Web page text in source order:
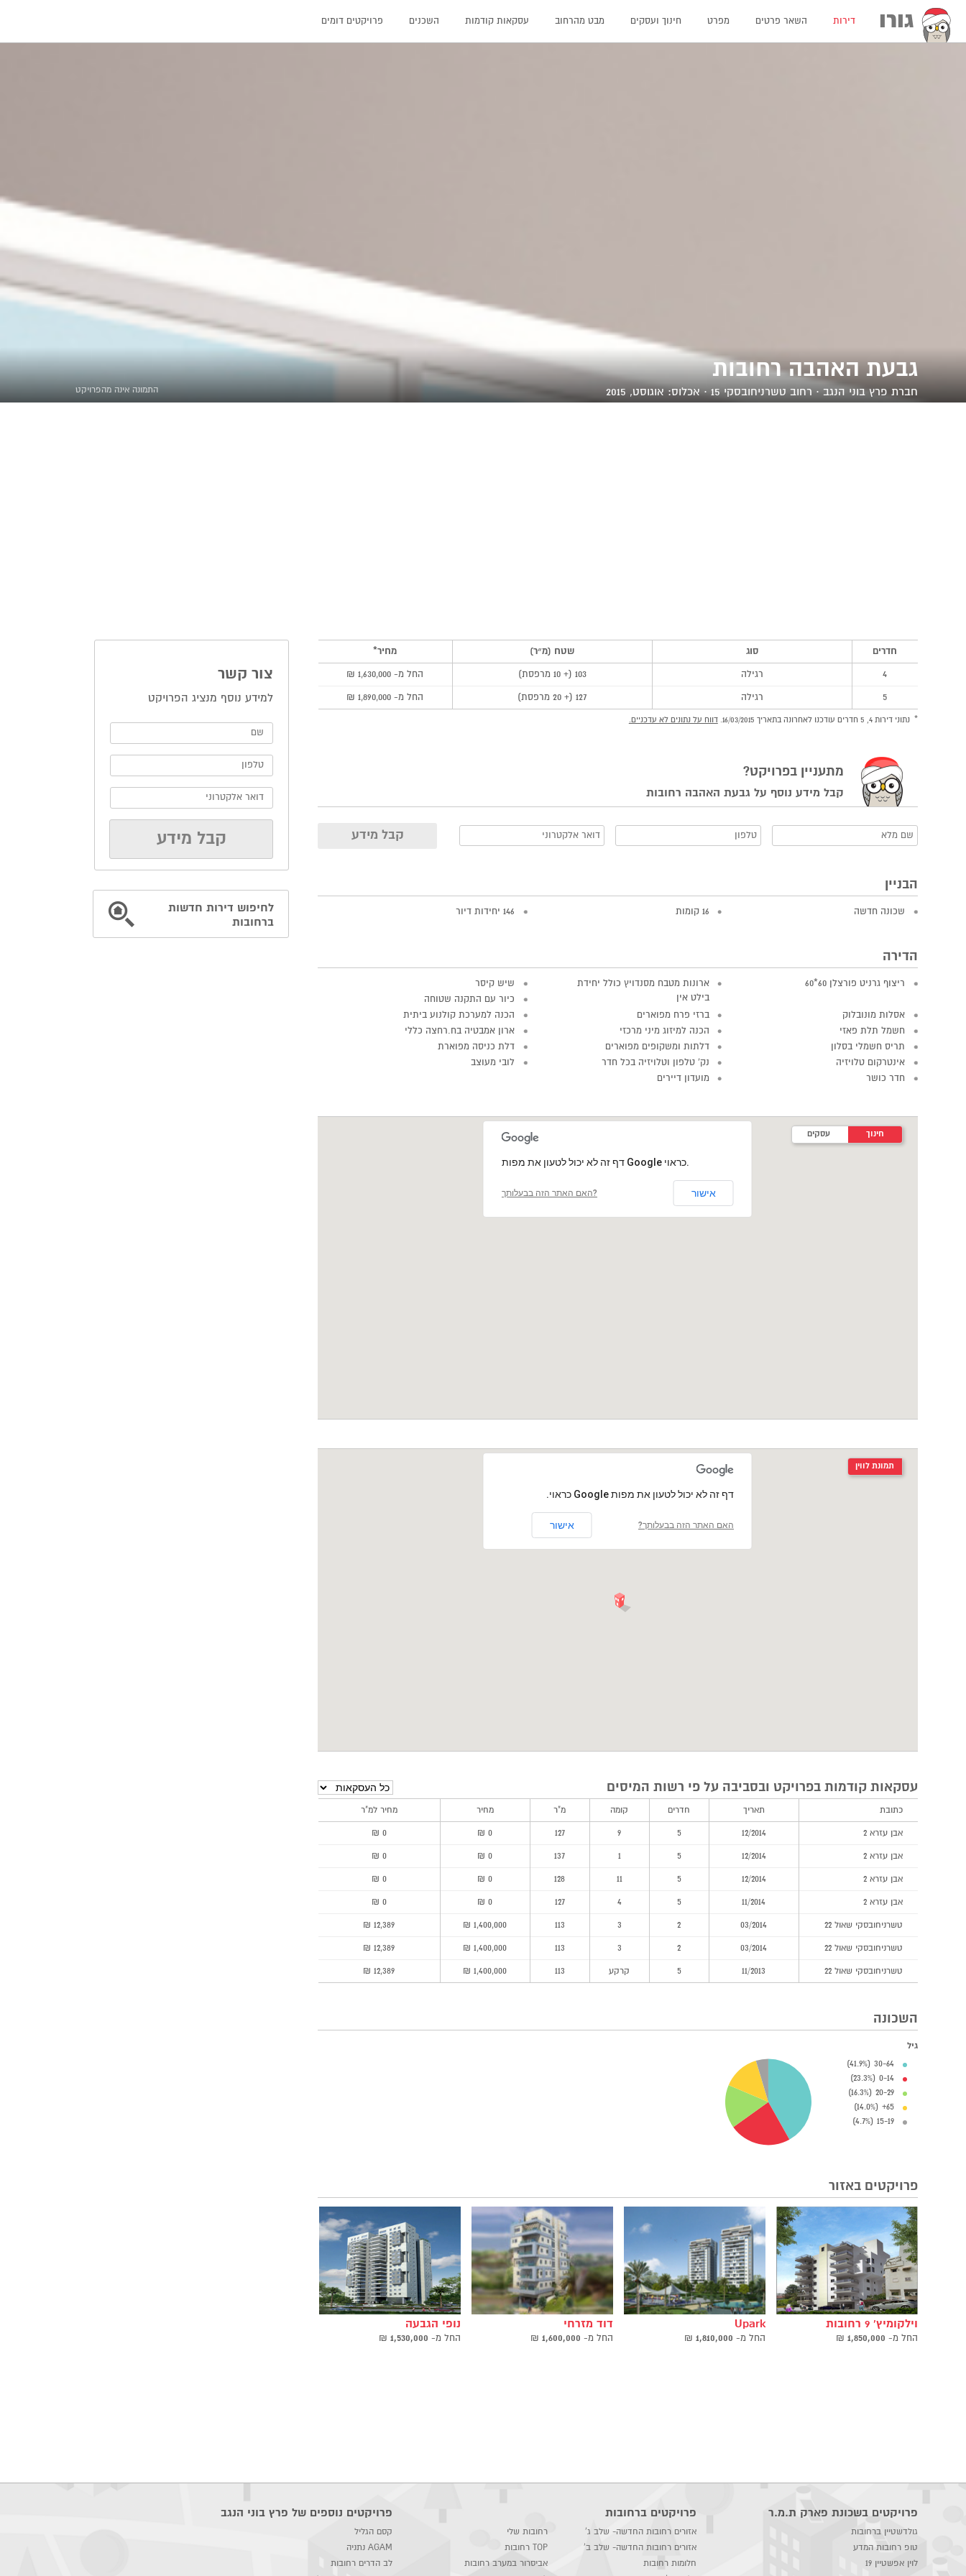
גורו דירות השאר פרטים מפרט חינוך ועסקים מבט מהרחוב עסקאות קודמות השכנים פרויקטים דומים
גבעת האהבה רחובות
חברת פרץ בוני הנגב · רחוב טשרניחובסקי 15 · אכלוס: אוגוסט, 2015 התמונה אינה מהפרויקט
חדרים סוג שטח (מ״ר) מחיר*
4 רגילה 103 (+ 10 מרפסת) החל מ- 1,630,000 ₪
5 רגילה 127 (+ 20 מרפסת) החל מ- 1,890,000 ₪
נתוני דירות 4, 5 חדרים עודכנו לאחרונה בתאריך 16/03/2015. דווח על נתונים לא עדכניים.
מתעניין בפרויקט?
קבל מידע נוסף על גבעת האהבה רחובות
הבניין
שכונה חדשה 16 קומות 146 יחידות דיור
הדירה
ריצוף גרניט פורצלן 60*60
ארונות מטבח מסנדויץ כולל יחידת
בילט אין
שיש קיסר
כיור עם התקנה שטוחה
אסלות מונובלוק
ברזי פרח מפוארים
הכנה למערכת קולנוע ביתית
חשמל תלת פאזי
הכנה למיזוג מיני מרכזי
ארון אמבטיה בח.רחצה כללי
תריס חשמלי בסלון
דלתות ומשקופים מפוארים
דלת כניסה מפוארת
אינטרקום טלויזיה
נק' טלפון וטלויזיה בכל חדר
לובי מעוצב
חדר כושר
מועדון דיירים
‏דף זה לא יכול לטעון את מפות Google כראוי.
האם האתר הזה בבעלותך? אישור
חינוך עסקים
‏דף זה לא יכול לטעון את מפות Google כראוי.
האם האתר הזה בבעלותך? אישור
תמונת לווין
עסקאות קודמות בפרויקט ובסביבה על פי רשות המיסים
כתובת תאריך חדרים קומה מ"ר מחיר מחיר למ"ר
אבן עזרא 2 12/2014
5
9
127
0 ₪
0 ₪
אבן עזרא 2 12/2014
5
1
137
0 ₪
0 ₪
אבן עזרא 2 12/2014
5
11
128
0 ₪
0 ₪
אבן עזרא 2 11/2014
5
4
127
0 ₪
0 ₪
טשרניחובסקי שאול 22 03/2014
2
3
113
1,400,000 ₪
12,389 ₪
טשרניחובסקי שאול 22 03/2014
2
3
113
1,400,000 ₪
12,389 ₪
טשרניחובסקי שאול 22 11/2013
5 קרקע 113
1,400,000 ₪
12,389 ₪
השכונה
גיל
30-64 (41.9%)
0-14 (23.3%)
20-29 (16.3%)
65+ (14.0%)
15-19 (4.7%)
פרויקטים באזור
וילקומיץ' 9 רחובות
החל ‫מ- 1,850,000
₪
Upark
החל ‫מ- 1,810,000
₪
דוד מזרחי
החל ‫מ- 1,600,000
₪
נופי הגבעה
החל ‫מ- 1,530,000
₪
צור קשר
למידע נוסף מנציג הפרויקט
לחיפוש דירות חדשות
ברחובות
פרויקטים בשכונת פארק ת.מ.ר
גולדשטיין ברחובות
טופ רחובות המדע
לוין אפשטיין 19
פרויקטים ברחובות
אזורים רחובות החדשה- שלב ג'
אזורים רחובות החדשה- שלב ב'
חלומות רחובות
רחובות שלי
TOP רחובות
אביסרור במערב רחובות
פרויקטים נוספים של פרץ בוני הנגב
קסם הגליל
AGAM נתניה
לב הדרים רחובות